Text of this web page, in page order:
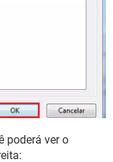
poderá ver o